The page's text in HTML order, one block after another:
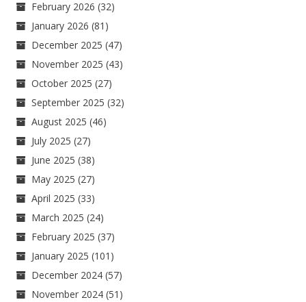
February 2026 (32)
January 2026 (81)
December 2025 (47)
November 2025 (43)
October 2025 (27)
September 2025 (32)
August 2025 (46)
July 2025 (27)
June 2025 (38)
May 2025 (27)
April 2025 (33)
March 2025 (24)
February 2025 (37)
January 2025 (101)
December 2024 (57)
November 2024 (51)